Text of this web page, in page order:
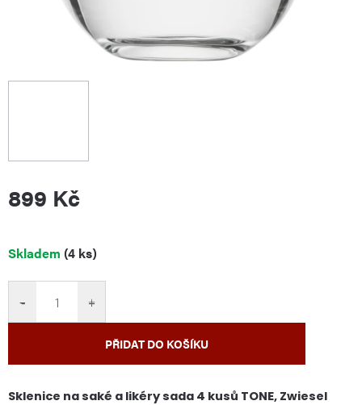
899 Kč
Měrná
Skladem (4 ks)
+
−
PŘIDAT DO KOŠÍKU
Sklenice na saké a likéry sada 4 kusů TONE, Zwiesel